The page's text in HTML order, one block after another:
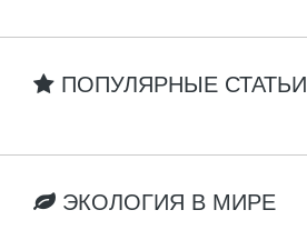
ПОПУЛЯРНЫЕ СТАТЬИ
ЭКОЛОГИЯ В МИРЕ